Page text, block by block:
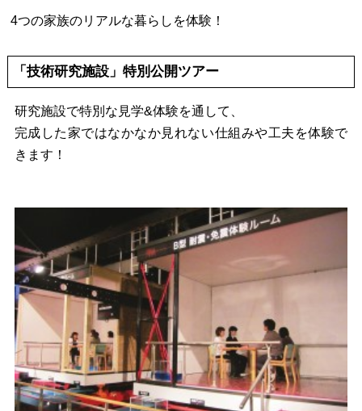
4つの家族のリアルな暮らしを体験！
「技術研究施設」特別公開ツアー
研究施設で特別な見学&体験を通して、
完成した家ではなかなか見れない仕組みや工夫を体験で
きます！